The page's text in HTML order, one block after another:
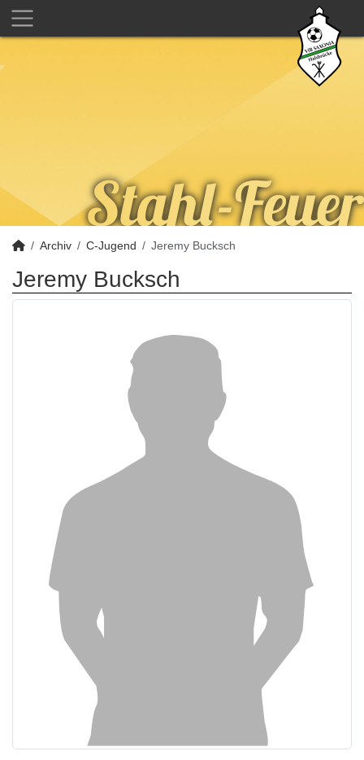
Archiv C-Jugend Jeremy Bucksch
Jeremy Bucksch